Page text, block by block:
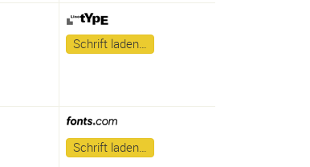
Schrift laden…
Schrift laden…